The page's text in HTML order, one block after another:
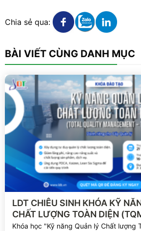
Chia sẻ qua: Xem chi tiết
Xem chi tiết
Xem
BÀI VIẾT CÙNG DANH MỤC
Xem chi tiết
LDT CHIÊU SINH KHÓA KỸ
CHẤT LƯỢNG TOÀN DIỆN
Khóa học "Kỹ năng Quản lý Chất lượng